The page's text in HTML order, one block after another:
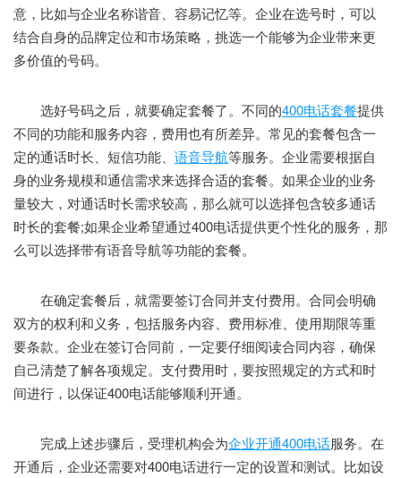
意，比如与企业名称谐音、容易记忆等。企业在选号时，可以
结合自身的品牌定位和市场策略，挑选一个能够为企业带来更
多价值的号码。
选好号码之后，就要确定套餐了。不同的400电话套餐提供
不同的功能和服务内容，费用也有所差异。常见的套餐包含一
定的通话时长、短信功能、 语音导航等服务。企业需要根据自
身的业务规模和通信需求来选择合适的套餐。如果企业的业务
量较大，对通话时长需求较高，那么就可以选择包含较多通话
时长的套餐;如果企业希望通过400电话提供更个性化的服务，那
么可以选择带有语音导航等功能的套餐。
在确定套餐后，就需要签订合同并支付费用。合同会明确
双方的权利和义务，包括服务内容、费用标准、使用期限等重
要条款。企业在签订合同前，一定要仔细阅读合同内容，确保
自己清楚了解各项规定。支付费用时，要按照规定的方式和时
间进行，以保证400电话能够顺利开通。
完成上述步骤后，受理机构会为企业开通400电话服务。在
开通后，企业还需要对400电话进行一定的设置和测试。比如设